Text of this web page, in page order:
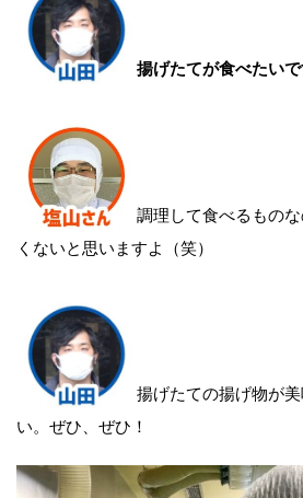
揚げたてが食べたいで
調理して食べるもの
くないと思いますよ（笑）
揚げたての揚げ物が
い。ぜひ、ぜひ！